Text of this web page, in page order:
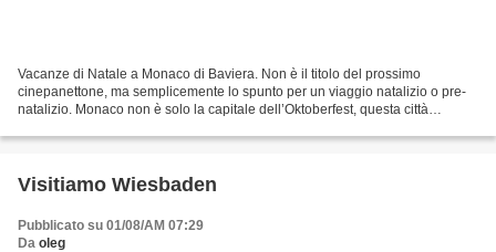
Vacanze di Natale a Monaco di Baviera. Non è il titolo del prossimo
cinepanettone, ma semplicemente lo spunto per un viaggio natalizio o pre-
natalizio. Monaco non è solo la capitale dell’Oktoberfest, questa città
Visitiamo Wiesbaden
Pubblicato su 01/08/AM 07:29
Da oleg